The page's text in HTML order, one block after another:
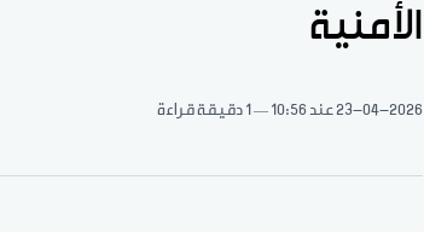
الأمنية
23-04-2026عند 10:56 1 دقيقة قراءة